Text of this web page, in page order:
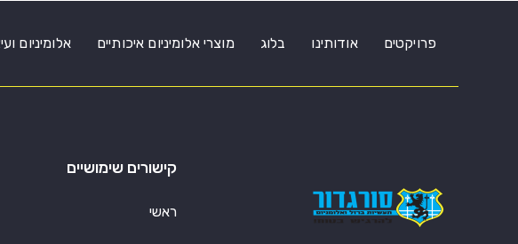
פרויקטים אודותינו בלוג מוצרי אלומיניום איכותיים אלומיניום
קישורים שימושיים
ראשי